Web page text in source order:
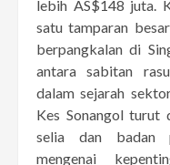
lebih AS$148 juta.
satu tamparan
berpangkalan di
antara sabitan
dalam sejarah
Kes Sonangol turut
selia dan badan
mengenai